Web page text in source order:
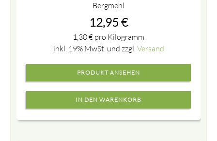
Bergmehl
12,95 €
1,30€ pro Kilogramm
inkl. 19% MwSt. und zzgl.Versand
PRODUKT ANSEHEN